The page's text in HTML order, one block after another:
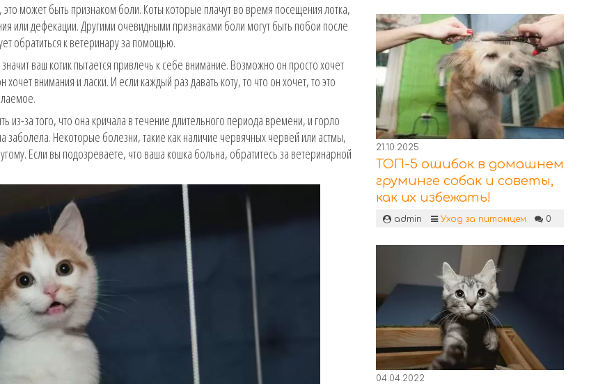
может быть признаком боли. Коты которые плачут во время посещения лотка,
или дефекации. Другими очевидными признаками боли могут быть побои после
обратиться к ветеринару за помощью.
ваш котик пытается привлечь к себе внимание. Возможно он просто хочет
внимания и ласки. И если каждый раз давать коту, то что он хочет, то это
за того, что она кричала в течение длительного периода времени, и горло
Некоторые болезни, такие как наличие червячных червей или астмы,
Если вы подозреваете, что ваша кошка больна, обратитесь за ветеринарной
21.10.2025
ТОП-5 ошибок в домашнем
груминге собак и советы,
как их избежать!
admin Уход за питомцем 0
04.04.2022